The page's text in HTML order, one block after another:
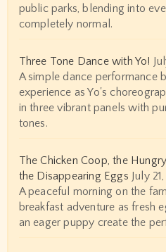
public parks, blending into
completely normal.
Three Tone Dance with Yo!
A simple dance performance
experience as Yo's
in three vibrant panels with
tones.
The Chicken Coop, the
the Disappearing Eggs July
A peaceful morning on the
breakfast adventure as fresh
an eager puppy create the